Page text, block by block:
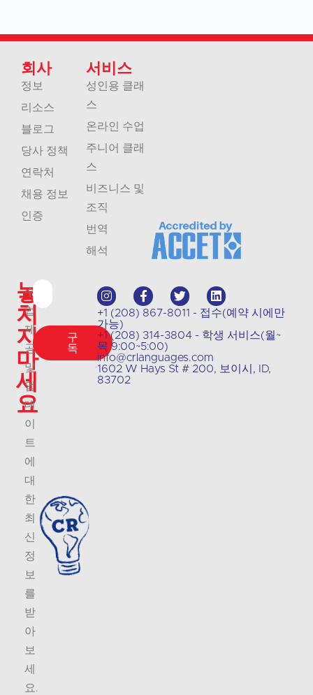
놓
치
지
마
세
요
수
업
제
공
및
업
데
이
트
에
대
한
최
신
정
보
를
받
아
보
세
요.
구
독
+1 (208) 867-8011 - 접수(예약 시에만
가능)
+1 (208) 314-3804 - 학생 서비스(월~
목 9:00~5:00)
info@crlanguages.com
1602 W Hays St # 200, 보이시, ID,
83702
회사
정보
리소스
블로그
당사 정책
연락처
채용 정보
인증
서비스
성인용 클래
스
온라인 수업
주니어 클래
스
비즈니스 및
조직
번역
해석